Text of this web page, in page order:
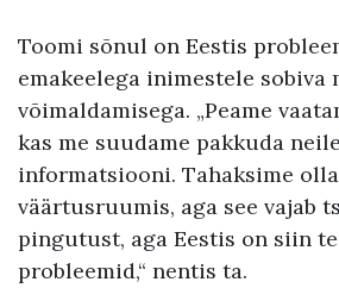
Toomi sõnul on Eestis
emakeelega inimestele sobiva
võimaldamisega. „Peame
kas me suudame pakkuda
informatsiooni. Tahaksime
väärtusruumis, aga see vajab
pingutust, aga Eestis on siin
probleemid,“ nentis ta.